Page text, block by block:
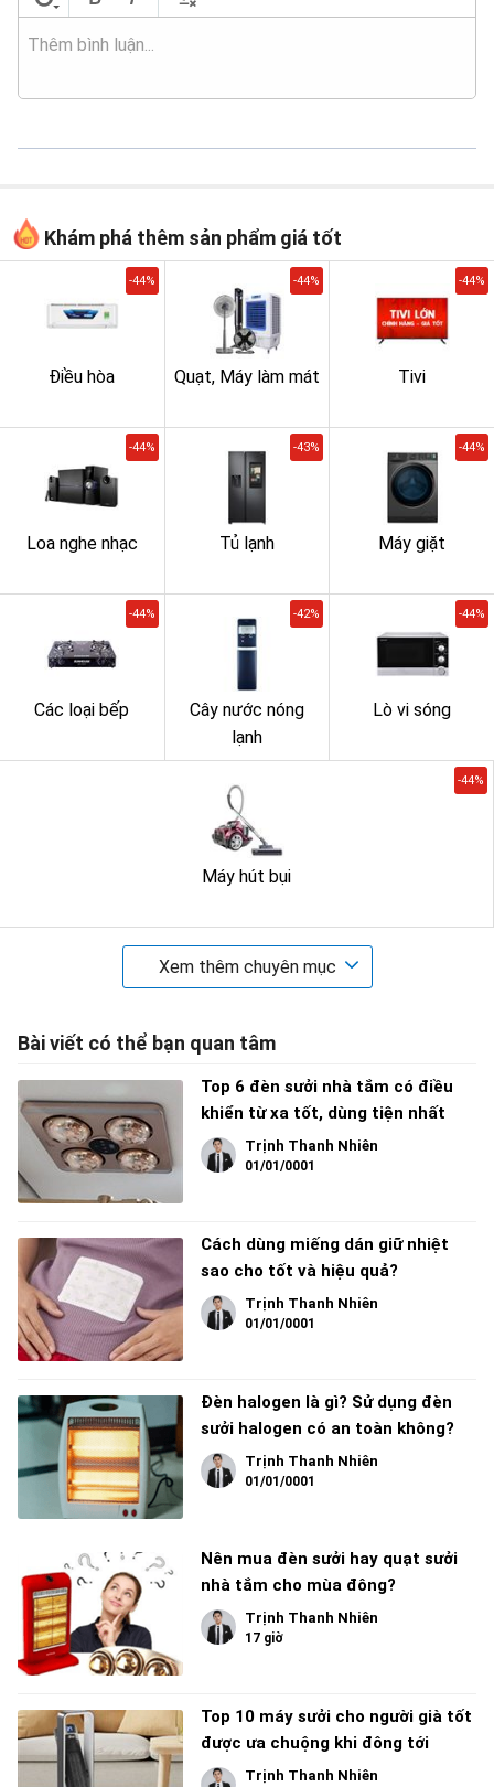
Khám phá thêm sản phẩm giá tốt
Điều hòa
-44%
Quạt, Máy làm mát
-44%
Tivi
-44%
Loa nghe nhạc
-44%
Tủ lạnh
-43%
Máy giặt
-44%
Các loại bếp
-44%
Cây nước nóng
lạnh
-42%
Lò vi sóng
-44%
Máy hút bụi
-44%
Xem thêm chuyên mục
Bài viết có thể bạn quan tâm
Top 6 đèn sưởi nhà tắm có điều
khiển từ xa tốt, dùng tiện nhất
Trịnh Thanh Nhiên
01/01/0001
Cách dùng miếng dán giữ nhiệt
sao cho tốt và hiệu quả?
Trịnh Thanh Nhiên
01/01/0001
Đèn halogen là gì? Sử dụng đèn
sưởi halogen có an toàn không?
Trịnh Thanh Nhiên
01/01/0001
Nên mua đèn sưởi hay quạt sưởi
nhà tắm cho mùa đông?
Trịnh Thanh Nhiên
17 giờ
Top 10 máy sưởi cho người già tốt
được ưa chuộng khi đông tới
Trịnh Thanh Nhiên